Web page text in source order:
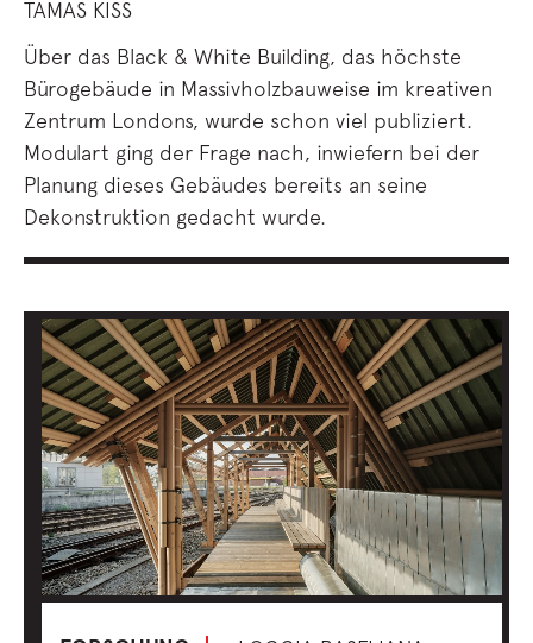
TAMAS KISS
Über das Black & White Building, das höchste
Bürogebäude in Massivholzbauweise im kreativen
Zentrum Londons, wurde schon viel publiziert.
Modulart ging der Frage nach, inwiefern bei der
Planung dieses Gebäudes bereits an seine
Dekonstruktion gedacht wurde.